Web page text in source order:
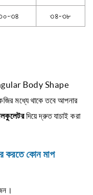
৩৪ ৩৪-৩৮
Body Shape
মধ্যে থাকে তবে আপনার
দিয়ে দ্রুত যাচাই করা
কোন মাপ